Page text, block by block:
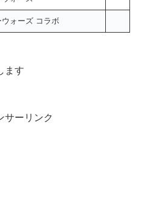
ウォーズ コラボ
ます
サーリンク